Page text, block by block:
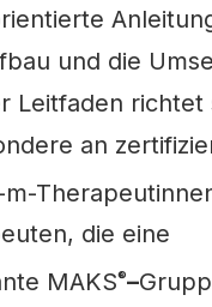
und die
Leitfaden richtet
an
m-
die eine
MAKS®–